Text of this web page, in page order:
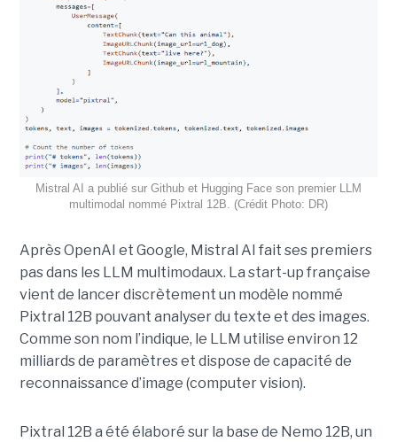
Mistral AI a publié sur Github et Hugging Face son premier LLM
multimodal nommé Pixtral 12B. (Crédit Photo: DR)
Après OpenAI et Google, Mistral AI fait ses premiers
pas dans les LLM multimodaux. La start-up française
vient de lancer discrètement un modèle nommé
Pixtral 12B pouvant analyser du texte et des images.
Comme son nom l’indique, le LLM utilise environ 12
milliards de paramètres et dispose de capacité de
reconnaissance d’image (computer vision).
Pixtral 12B a été élaboré sur la base de Nemo 12B, un